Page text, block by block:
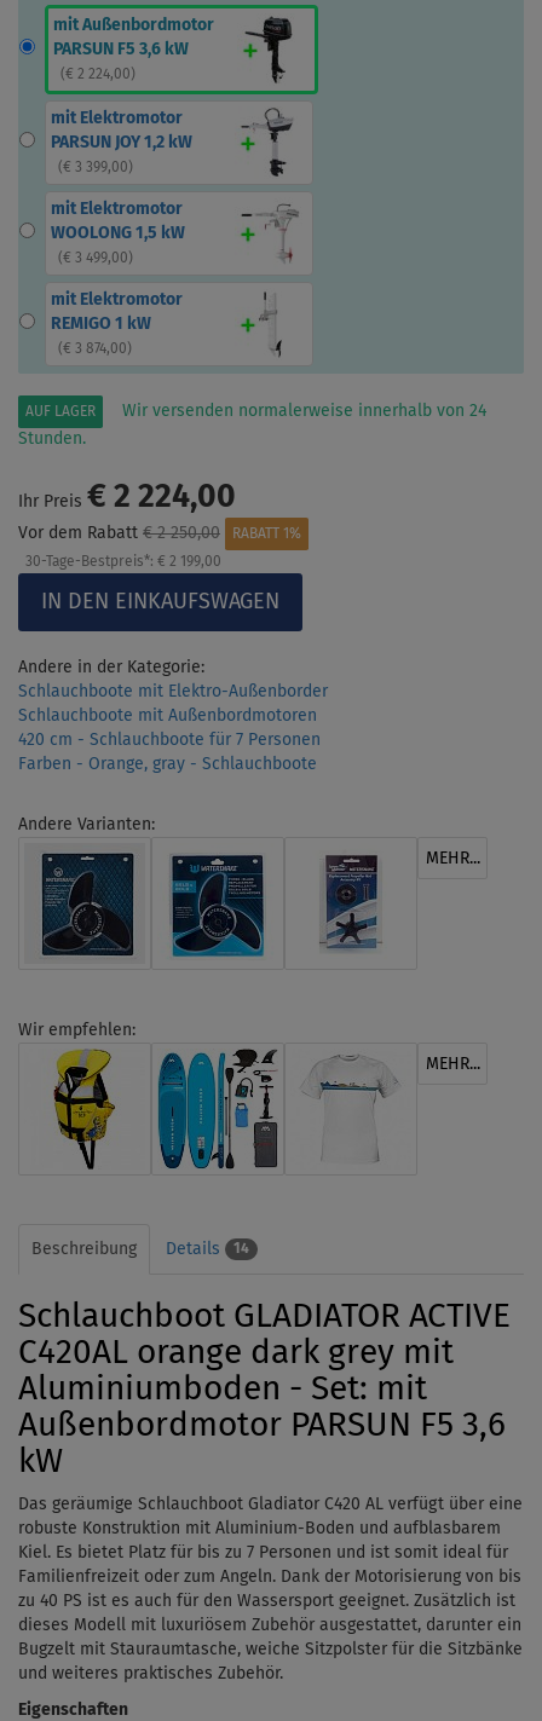
mit Außenbordmotor
PARSUN F5 3,6 kW
( € 2 224,00)
mit Elektromotor
PARSUN JOY 1,2 kW
( € 3 399,00)
mit Elektromotor
WOOLONG 1,5 kW
( € 3 499,00)
mit Elektromotor
REMIGO 1 kW
( € 3 874,00)
AUF LAGER
Wir versenden normalerweise innerhalb von 24
Stunden.
Ihr Preis € 2 224,00
Vor dem Rabatt € 2 250,00
RABATT 1%
30-Tage-Bestpreis*: € 2 199,00
Andere in der Kategorie:
Schlauchboote mit Elektro-Außenborder
Schlauchboote mit Außenbordmotoren
420 cm - Schlauchboote für 7 Personen
Farben - Orange, gray - Schlauchboote
Andere Varianten:
MEHR...
Wir empfehlen:
MEHR...
Beschreibung Details 14
Schlauchboot GLADIATOR ACTIVE
C420AL orange dark grey mit
Aluminiumboden - Set: mit
Außenbordmotor PARSUN F5 3,6
kW
Das geräumige Schlauchboot Gladiator C420 AL verfügt über eine
robuste Konstruktion mit Aluminium-Boden und aufblasbarem
Kiel. Es bietet Platz für bis zu 7 Personen und ist somit ideal für
Familienfreizeit oder zum Angeln. Dank der Motorisierung von bis
zu 40 PS ist es auch für den Wassersport geeignet. Zusätzlich ist
dieses Modell mit luxuriösem Zubehör ausgestattet, darunter ein
Bugzelt mit Stauraumtasche, weiche Sitzpolster für die Sitzbänke
und weiteres praktisches Zubehör.
Eigenschaften